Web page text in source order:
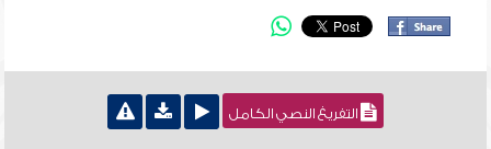
التفريغ النصي الكامل